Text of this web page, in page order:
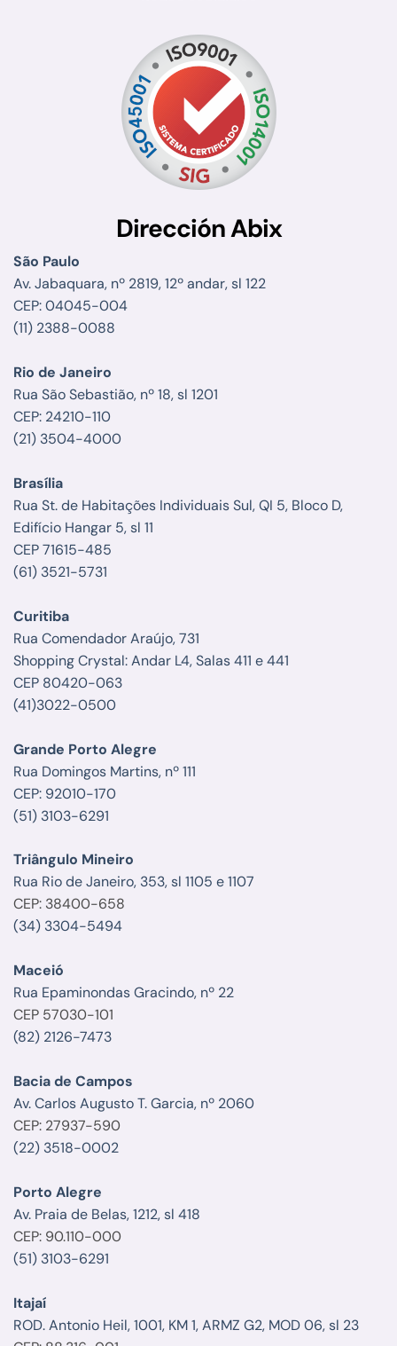
Dirección Abix
São Paulo
Av. Jabaquara, nº 2819, 12º andar, sl 122
CEP: 04045-004
(11) 2388-0088
Rio de Janeiro
Rua São Sebastião, nº 18, sl 1201
CEP: 24210-110
(21) 3504-4000
Brasília
Rua St. de Habitações Individuais Sul, QI 5, Bloco D,
Edifício Hangar 5, sl 11
CEP 71615-485
(61) 3521-5731
Curitiba
Rua Comendador Araújo, 731
Shopping Crystal: Andar L4, Salas 411 e 441
CEP 80420-063
(41)3022-0500
Grande Porto Alegre
Rua Domingos Martins, nº 111
CEP: 92010-170
(51) 3103-6291
Triângulo Mineiro
Rua Rio de Janeiro, 353, sl 1105 e 1107
CEP: 38400-658
(34) 3304-5494
Maceió
Rua Epaminondas Gracindo, nº 22
CEP 57030-101
(82) 2126-7473
Bacia de Campos
Av. Carlos Augusto T. Garcia, nº 2060
CEP: 27937-590
(22) 3518-0002
Porto Alegre
Av. Praia de Belas, 1212, sl 418
CEP: 90.110-000
(51) 3103-6291
Itajaí
ROD. Antonio Heil, 1001, KM 1, ARMZ G2, MOD 06, sl 23